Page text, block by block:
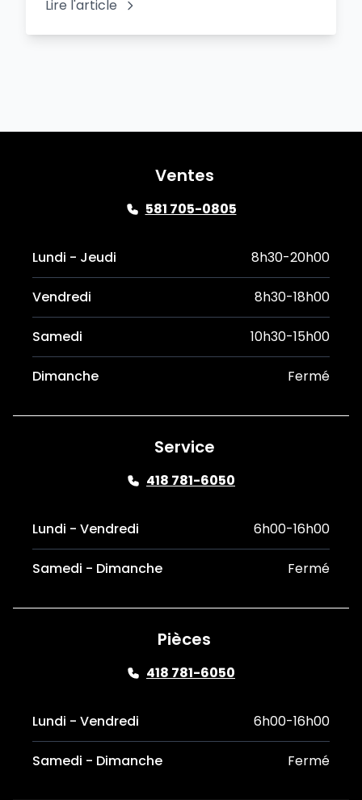
Lire l'article
Ventes
581 705-0805
Lundi - Jeudi 8h30-20h00
Vendredi 8h30-18h00
Samedi 10h30-15h00
Dimanche Fermé
Service
418 781-6050
Lundi - Vendredi 6h00-16h00
Samedi - Dimanche Fermé
Pièces
418 781-6050
Lundi - Vendredi 6h00-16h00
Samedi - Dimanche Fermé